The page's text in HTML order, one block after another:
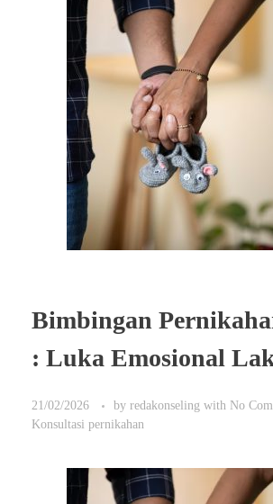
Bimbingan
: Luka Emosional
21/02/2026 by redakonseling with No
Konsultasi pernikahan